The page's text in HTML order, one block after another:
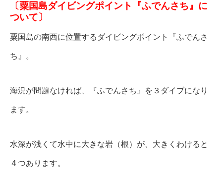
〔粟国島ダイビングポイント『ふでんさち』に
ついて〕
粟国島の南西に位置するダイビングポイント『ふでんさ
ち』。
海況が問題なければ、『ふでんさち』を３ダイブになり
ます。
水深が浅くて水中に大きな岩（根）が、大きくわけると
４つあります。